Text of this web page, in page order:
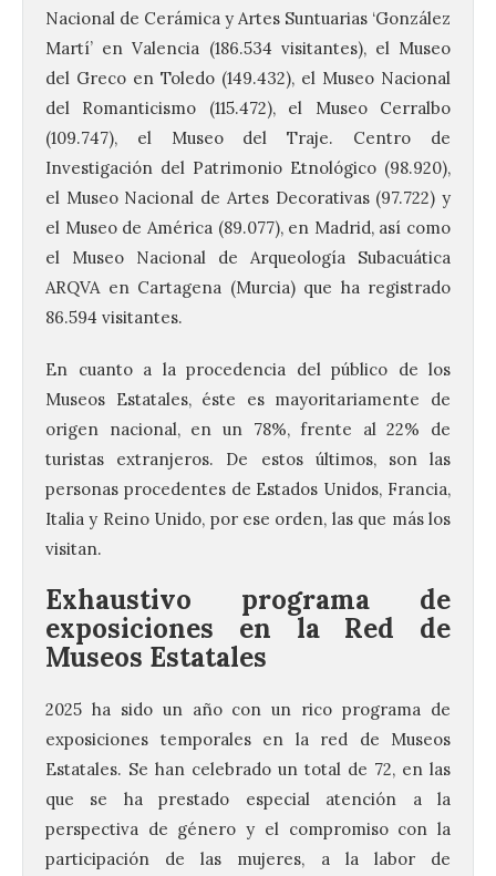
Nacional de Cerámica y Artes Suntuarias ‘González
Martí’ en Valencia (186.534 visitantes), el Museo
del Greco en Toledo (149.432), el Museo Nacional
del Romanticismo (115.472), el Museo Cerralbo
(109.747), el Museo del Traje. Centro de
Investigación del Patrimonio Etnológico (98.920),
el Museo Nacional de Artes Decorativas (97.722) y
el Museo de América (89.077), en Madrid, así como
el Museo Nacional de Arqueología Subacuática
ARQVA en Cartagena (Murcia) que ha registrado
86.594 visitantes.
En cuanto a la procedencia del público de los
Museos Estatales, éste es mayoritariamente de
origen nacional, en un 78%, frente al 22% de
turistas extranjeros. De estos últimos, son las
personas procedentes de Estados Unidos, Francia,
Italia y Reino Unido, por ese orden, las que más los
visitan.
Exhaustivo programa de
exposiciones en la Red de
Museos Estatales
2025 ha sido un año con un rico programa de
exposiciones temporales en la red de Museos
Estatales. Se han celebrado un total de 72, en las
que se ha prestado especial atención a la
perspectiva de género y el compromiso con la
participación de las mujeres, a la labor de